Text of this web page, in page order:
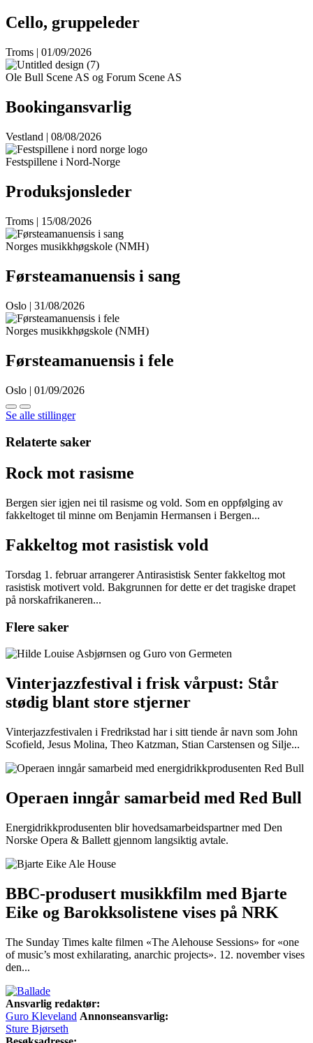
Cello, gruppeleder
Troms | 01/09/2026
Ole Bull Scene AS og Forum Scene AS
Bookingansvarlig
Vestland | 08/08/2026
Festspillene i Nord-Norge
Produksjonsleder
Troms | 15/08/2026
Norges musikkhøgskole (NMH)
Førsteamanuensis i sang
Oslo | 31/08/2026
Norges musikkhøgskole (NMH)
Førsteamanuensis i fele
Oslo | 01/09/2026
Se alle stillinger
Relaterte saker
Rock mot rasisme
Bergen sier igjen nei til rasisme og vold. Som en oppfølging av
fakkeltoget til minne om Benjamin Hermansen i Bergen...
Fakkeltog mot rasistisk vold
Torsdag 1. februar arrangerer Antirasistisk Senter fakkeltog mot
rasistisk motivert vold. Bakgrunnen for dette er det tragiske drapet
på norskafrikaneren...
Flere saker
Vinterjazzfestival i frisk vårpust: Står
stødig blant store stjerner
Vinterjazzfestivalen i Fredrikstad har i sitt tiende år navn som John
Scofield, Jesus Molina, Theo Katzman, Stian Carstensen og Silje...
Operaen inngår samarbeid med Red Bull
Energidrikkprodusenten blir hovedsamarbeidspartner med Den
Norske Opera & Ballett gjennom langsiktig avtale.
BBC-produsert musikkfilm med Bjarte
Eike og Barokksolistene vises på NRK
The Sunday Times kalte filmen «The Alehouse Sessions» for «one
of music’s most exhilarating, anarchic projects». 12. november vises
den...
Ansvarlig redaktør:
Guro Kleveland Annonseansvarlig:
Sture Bjørseth